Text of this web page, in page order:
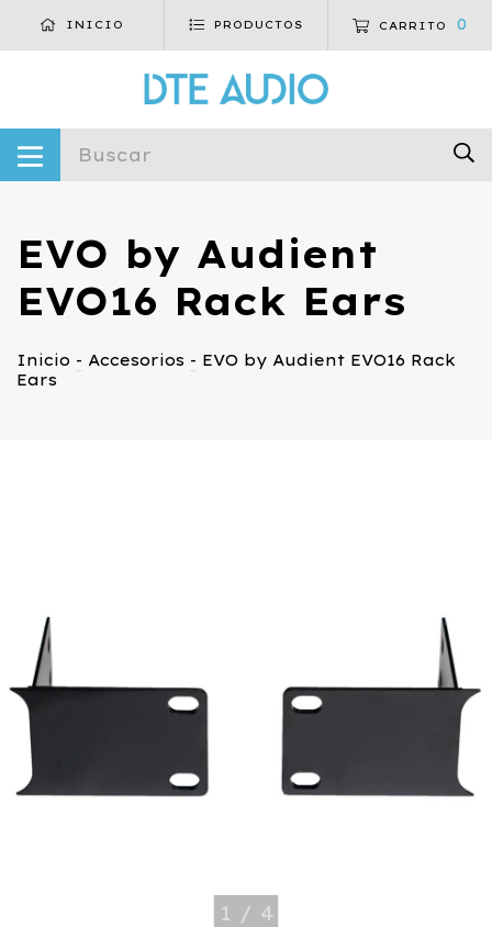
INICIO PRODUCTOS CARRITO 0
EVO by Audient
EVO16 Rack Ears
Inicio - Accesorios - EVO by Audient EVO16 Rack
Ears
1 / 4